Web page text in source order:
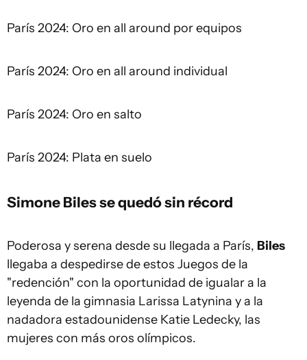
París 2024: Oro en all around por equipos
París 2024: Oro en all around individual
París 2024: Oro en salto
París 2024: Plata en suelo
Simone Biles se quedó sin récord
Poderosa y serena desde su llegada a París, Biles
llegaba a despedirse de estos Juegos de la
"redención" con la oportunidad de igualar a la
leyenda de la gimnasia Larissa Latynina y a la
nadadora estadounidense Katie Ledecky, las
mujeres con más oros olímpicos.